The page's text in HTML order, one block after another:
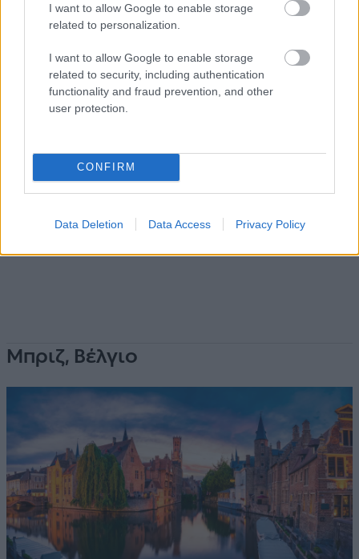
I want to allow Google to enable storage
related to personalization.
I want to allow Google to enable storage
related to security, including authentication
functionality and fraud prevention, and other
user protection.
CONFIRM
Data Deletion Data Access Privacy Policy
Μπριζ, Βέλγιο